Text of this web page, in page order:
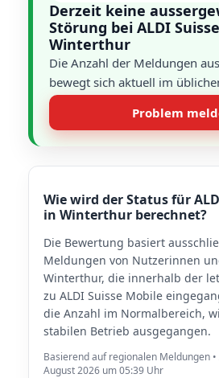
Derzeit keine
Störung bei ALDI
Winterthur
Die Anzahl der Meldungen
bewegt sich aktuell im
Problem
Wie wird der Status für
in Winterthur berechnet?
Die Bewertung basiert
Meldungen von Nutzerinnen
Winterthur, die innerhalb der
zu ALDI Suisse Mobile
die Anzahl im Normalbereich,
stabilen Betrieb ausgegangen.
Basierend auf regionalen Meldungen
August 2026 um 05:39 Uhr